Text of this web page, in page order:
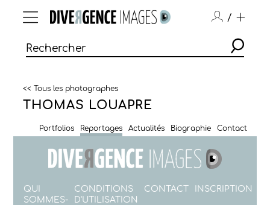
/
<< Tous les photographes
THOMAS LOUAPRE
Portfolios Reportages Actualités Biographie Contact
QUI
SOMMES-
CONDITIONS
D'UTILISATION
CONTACT INSCRIPTION